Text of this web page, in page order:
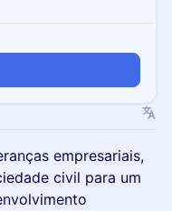
empresariais,
civil para um